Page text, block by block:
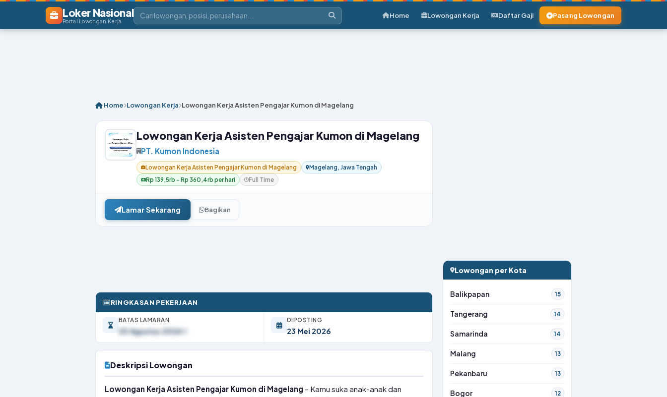
Loker Nasional
Portal Lowongan Kerja
Home Lowongan Kerja Daftar Gaji Pasang Lowongan
Home Lowongan Kerja Lowongan Kerja Asisten Pengajar Kumon di Magelang
Lowongan Kerja Asisten Pengajar Kumon di Magelang
PT. Kumon Indonesia
Lowongan Kerja Asisten Pengajar Kumon di Magelang
Magelang, Jawa Tengah
Rp 139,5rb – Rp 360,4rb per hari
Full Time
Lamar Sekarang Bagikan
RINGKASAN PEKERJAAN
BATAS LAMARAN
20 Agustus 2026
DIPOSTING
23 Mei 2026
Deskripsi Lowongan
Lowongan Kerja Asisten Pengajar Kumon di Magelang – Kamu suka anak-anak dan
Lowongan per Kota
Balikpapan 15
Tangerang 14
Samarinda 14
Malang 13
Pekanbaru 13
Bogor 12